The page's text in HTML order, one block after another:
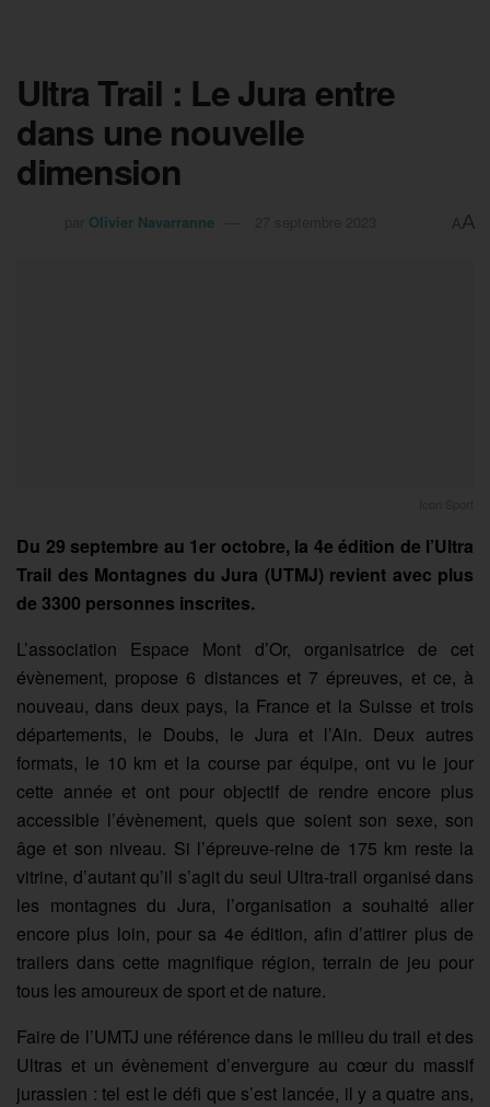
Ultra Trail : Le Jura entre
dans une nouvelle
dimension
Olivier Navarranne AA
Du 29 septembre au 1er octobre, la 4e édition de l’Ultra
Trail des Montagnes du Jura (UTMJ) revient avec plus
de 3300 personnes inscrites.
L’association Espace Mont d’Or, organisatrice de cet
évènement, propose 6 distances et 7 épreuves, et ce, à
nouveau, dans deux pays, la France et la Suisse et trois
départements, le Doubs, le Jura et l’Ain. Deux autres
formats, le 10 km et la course par équipe, ont vu le jour
cette année et ont pour objectif de rendre encore plus
accessible l’évènement, quels que soient son sexe, son
âge et son niveau. Si l’épreuve-reine de 175 km reste la
vitrine, d’autant qu’il s’agit du seul Ultra-trail organisé dans
les montagnes du Jura, l’organisation a souhaité aller
encore plus loin, pour sa 4e édition, afin d’attirer plus de
trailers dans cette magnifique région, terrain de jeu pour
tous les amoureux de sport et de nature.
Faire de l’UMTJ une référence dans le milieu du trail et des
Ultras et un évènement d’envergure au cœur du massif
jurassien : tel est le défi que s’est lancée, il y a quatre ans,